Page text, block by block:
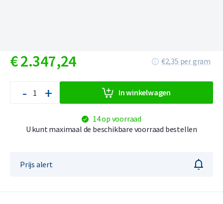
€2.347,24 €2,35 per gram
- + In winkelwagen
14 op voorraad
U kunt maximaal de beschikbare voorraad bestellen
Prijs alert